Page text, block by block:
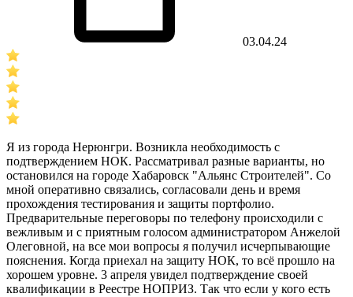
03.04.24
Я из города Нерюнгри. Возникла необходимость с
подтверждением НОК. Рассматривал разные варианты, но
остановился на городе Хабаровск "Альянс Строителей". Со
мной оперативно связались, согласовали день и время
прохождения тестирования и защиты портфолио.
Предварительные переговоры по телефону происходили с
вежливым и с приятным голосом администратором Анжелой
Олеговной, на все мои вопросы я получил исчерпывающие
пояснения. Когда приехал на защиту НОК, то всё прошло на
хорошем уровне. 3 апреля увидел подтверждение своей
квалификации в Реестре НОПРИЗ. Так что если у кого есть